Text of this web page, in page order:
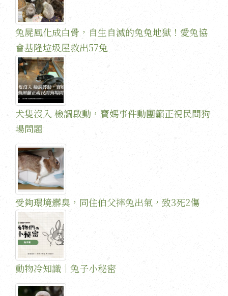
兔屍風化成白骨，自生自滅的兔兔地獄！愛兔協
會基隆垃圾屋救出57兔
犬隻沒入 檢調啟動，寶媽事件動團籲正視民間狗
場問題
受夠環境髒臭，同住伯父摔兔出氣，致3死2傷
動物冷知識｜兔子小秘密